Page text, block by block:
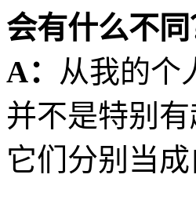
会有什么不同
A： 从我的个
并不是特别
它们分别当